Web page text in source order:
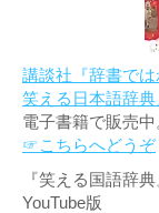
講談社『辞書で
笑える日本語辞典
電子書籍で販売中
☞こちらへどうぞ
『笑える国語辞
YouTube版